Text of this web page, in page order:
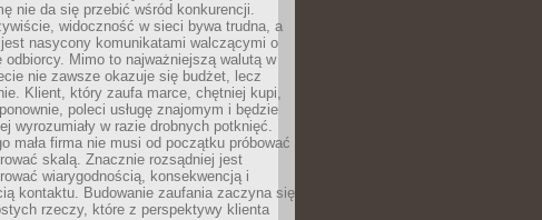
nie da się przebić wśród konkurencji.
widoczność w sieci bywa trudna, a
nasycony komunikatami walczącymi o
odbiorcy. Mimo to najważniejszą walutą w
nie zawsze okazuje się budżet, lecz
Klient, który zaufa marce, chętniej kupi,
poleci usługę znajomym i będzie
wyrozumiały w razie drobnych potknięć.
mała firma nie musi od początku próbować
skalą. Znacznie rozsądniej jest
wiarygodnością, konsekwencją i
kontaktu. Budowanie zaufania zaczyna się
rzeczy, które z perspektywy klienta